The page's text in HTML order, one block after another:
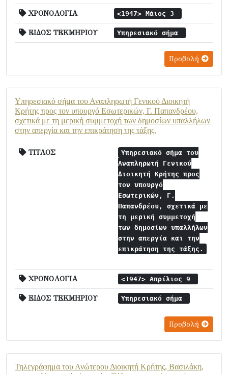
ΧΡΟΝΟΛΟΓΙΑ <1947> Μάιος 3
ΕΙΔΟΣ ΤΕΚΜΗΡΙΟΥ Υπηρεσιακό σήμα
Προβολή
Υπηρεσιακό σήμα του Αναπληρωτή Γενικού Διοικητή
Κρήτης προς τον υπουργό Εσωτερικών, Γ. Παπανδρέου,
σχετικά με τη μερική συμμετοχή των δημοσίων υπαλλήλων
στην απεργία και την επικράτηση της τάξης.
ΤΙΤΛΟΣ
Υπηρεσιακό σήμα του
Αναπληρωτή Γενικού
Διοικητή Κρήτης προς
τον υπουργό
Εσωτερικών, Γ.
Παπανδρέου, σχετικά με
τη μερική συμμετοχή
των δημοσίων υπαλλήλων
στην απεργία και την
επικράτηση της τάξης.
ΧΡΟΝΟΛΟΓΙΑ <1947> Απρίλιος 9
ΕΙΔΟΣ ΤΕΚΜΗΡΙΟΥ Υπηρεσιακό σήμα
Προβολή
Τηλεγράφημα του Ανώτερου Διοικητή Κρήτης, Βασιλάκη,